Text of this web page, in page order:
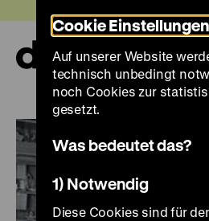
zum
Seiteninhalt
springen
Cookie Einstellungen
Auf unserer Website
technisch unbedingt
noch Cookies zur
gesetzt.
Was bedeutet das?
1) Notwendig
Diese Cookies sind für